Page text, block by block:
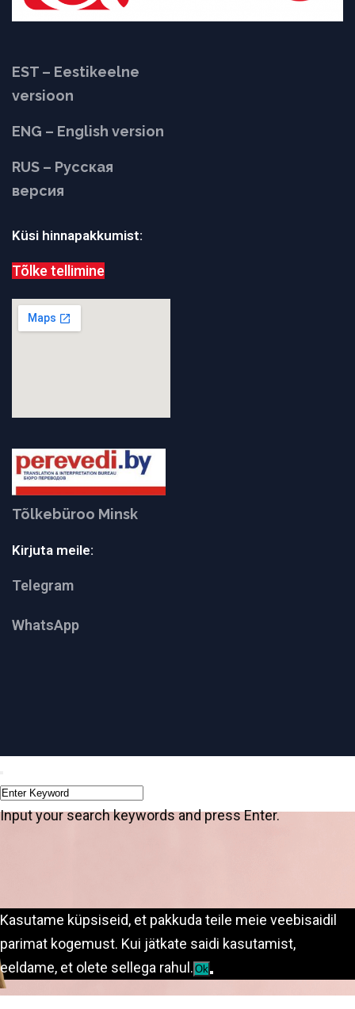
EST – Eestikeelne
versioon
ENG – English version
RUS – Русская
версия
Küsi hinnapakkumist:
Tõlke tellimine
Tõlkebüroo Minsk
Kirjuta meile:
Telegram
WhatsApp
Input your search keywords and press Enter.
Kasutame küpsiseid, et pakkuda teile meie veebisaidil
parimat kogemust. Kui jätkate saidi kasutamist,
eeldame, et olete sellega rahul. Ok